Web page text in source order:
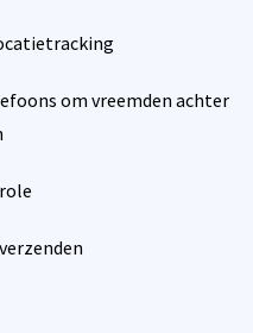
om vreemden achter